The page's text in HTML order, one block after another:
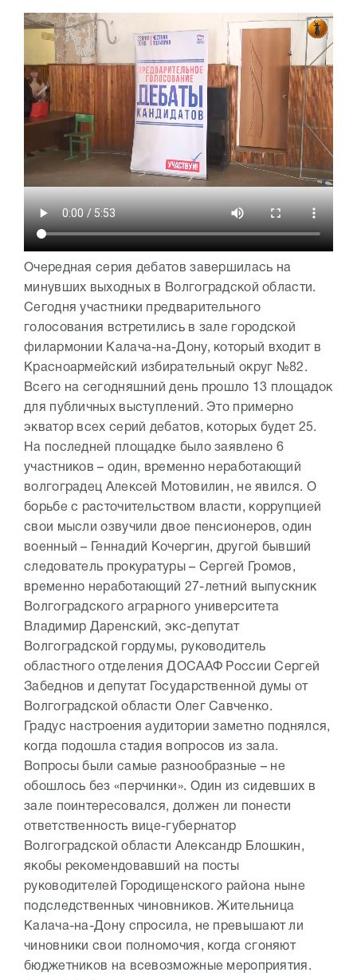
Очередная серия дебатов завершилась на
минувших выходных в Волгоградской области.
Сегодня участники предварительного
голосования встретились в зале городской
филармонии Калача-на-Дону, который входит в
Красноармейский избирательный округ №82.
Всего на сегодняшний день прошло 13 площадок
для публичных выступлений. Это примерно
экватор всех серий дебатов, которых будет 25.
На последней площадке было заявлено 6
участников – один, временно неработающий
волгоградец Алексей Мотовилин, не явился. О
борьбе с расточительством власти, коррупцией
свои мысли озвучили двое пенсионеров, один
военный – Геннадий Кочергин, другой бывший
следователь прокуратуры – Сергей Громов,
временно неработающий 27-летний выпускник
Волгоградского аграрного университета
Владимир Даренский, экс-депутат
Волгоградской гордумы, руководитель
областного отделения ДОСААФ России Сергей
Забеднов и депутат Государственной думы от
Волгоградской области Олег Савченко.
Градус настроения аудитории заметно поднялся,
когда подошла стадия вопросов из зала.
Вопросы были самые разнообразные – не
обошлось без «перчинки». Один из сидевших в
зале поинтересовался, должен ли понести
ответственность вице-губернатор
Волгоградской области Александр Блошкин,
якобы рекомендовавший на посты
руководителей Городищенского района ныне
подследственных чиновников. Жительница
Калача-на-Дону спросила, не превышают ли
чиновники свои полномочия, когда сгоняют
бюджетников на всевозможные мероприятия.